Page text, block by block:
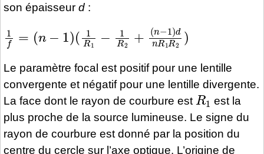
son épaisseur d :
1 − 1 R1 − +
(n )d 1 R2 )
Le paramètre focal est positif pour une lentille
convergente et négatif pour une lentille divergente.
La face dont le rayon de courbure est
R1
est la
plus proche de la source lumineuse. Le signe du
rayon de courbure est donné par la position du
centre du cercle sur l’axe optique. L’origine de